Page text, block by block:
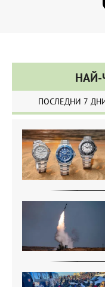
НАЙ-
ПОСЛЕДНИ 7